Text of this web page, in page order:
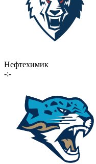
Нефтехимик
-:-